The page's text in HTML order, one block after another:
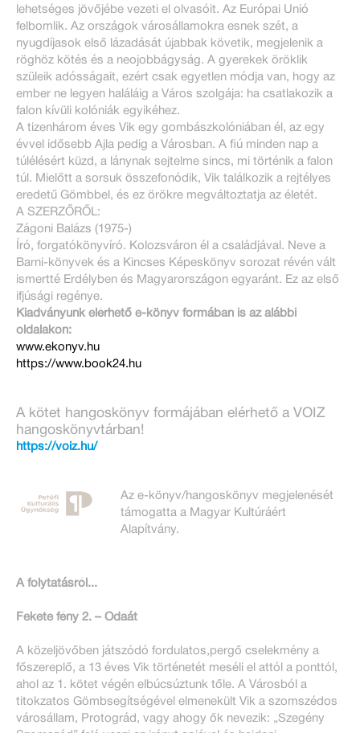
lehetséges jövőjébe vezeti el olvasóit. Az Európai Unió
felbomlik. Az országok városállamokra esnek szét, a
nyugdíjasok első lázadását újabbak követik, megjelenik a
röghöz kötés és a neojobbágyság. A gyerekek öröklik
szüleik adósságait, ezért csak egyetlen módja van, hogy az
ember ne legyen haláláig a Város szolgája: ha csatlakozik a
falon kívüli kolóniák egyikéhez.
A tizenhárom éves Vik egy gombászkolóniában él, az egy
évvel idősebb Ajla pedig a Városban. A fiú minden nap a
túlélésért küzd, a lánynak sejtelme sincs, mi történik a falon
túl. Mielőtt a sorsuk összefonódik, Vik találkozik a rejtélyes
eredetű Gömbbel, és ez örökre megváltoztatja az életét.
A SZERZŐRŐL:
Zágoni Balázs (1975-)
Író, forgatókönyvíró. Kolozsváron él a családjával. Neve a
Barni-könyvek és a Kincses Képeskönyv sorozat révén vált
ismertté Erdélyben és Magyarországon egyaránt. Ez az első
ifjúsági regénye.
Kiadványunk elérhető e-könyv formában is az alábbi
oldalakon:
www.ekonyv.hu
https://www.book24.hu
A kötet hangoskönyv formájában elérhető a VOIZ
hangoskönyvtárban!
https://voiz.hu/
Az e-könyv/hangoskönyv megjelenését
támogatta a Magyar Kultúráért
Alapítvány.
A folytatásról...
Fekete fény 2. – Odaát
A közeljövőben játszódó fordulatos,pergő cselekmény a
főszereplő, a 13 éves Vik történetét meséli el attól a ponttól,
ahol az 1. kötet végén elbúcsúztunk tőle. A Városból a
titokzatos Gömbsegítségével elmenekült Vik a szomszédos
városállam, Protográd, vagy ahogy ők nevezik: „Szegény